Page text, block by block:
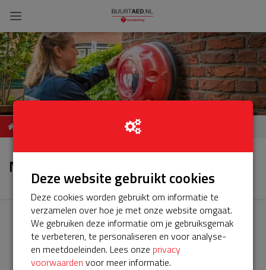
NieuwsDeze website gebruikt cookies
Deze cookies worden gebruikt om informatie te
verzamelen over hoe je met onze website omgaat.
We gebruiken deze informatie om je gebruiksgemak
te verbeteren, te personaliseren en voor analyse-
en meetdoeleinden. Lees onze privacy
voorwaarden voor meer informatie.